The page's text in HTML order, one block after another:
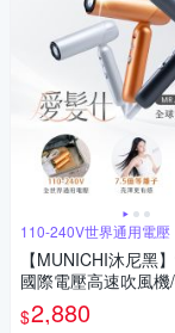
110-240V世界通用電壓
【MUNICHI沐尼黑
國際電壓高速吹風
機 MR.DOLA 多色任
$2,880